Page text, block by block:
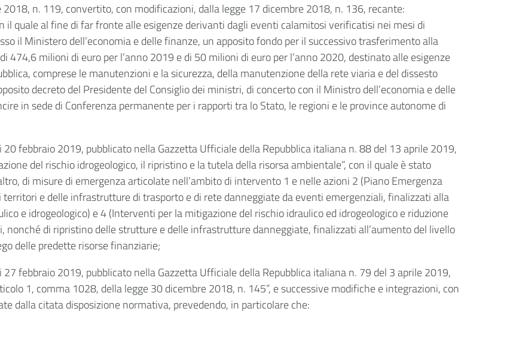
n. 119, convertito, con modificazioni, dalla legge 17 dicembre 2018, n. 136, recante:
il quale al fine di far fronte alle esigenze derivanti dagli eventi calamitosi verificatisi nei mesi di
il Ministero dell’economia e delle finanze, un apposito fondo per il successivo trasferimento alla
474,6 milioni di euro per l’anno 2019 e di 50 milioni di euro per l’anno 2020, destinato alle esigenze
comprese le manutenzioni e la sicurezza, della manutenzione della rete viaria e del dissesto
decreto del Presidente del Consiglio dei ministri, di concerto con il Ministro dell’economia e delle
in sede di Conferenza permanente per i rapporti tra lo Stato, le regioni e le province autonome di
febbraio 2019, pubblicato nella Gazzetta Ufficiale della Repubblica italiana n. 88 del 13 aprile 2019,
del rischio idrogeologico, il ripristino e la tutela della risorsa ambientale”, con il quale è stato
di misure di emergenza articolate nell’ambito di intervento 1 e nelle azioni 2 (Piano Emergenza
e delle infrastrutture di trasporto e di rete danneggiate da eventi emergenziali, finalizzati alla
e idrogeologico) e 4 (Interventi per la mitigazione del rischio idraulico ed idrogeologico e riduzione
nonché di ripristino delle strutture e delle infrastrutture danneggiate, finalizzati all’aumento del livello
delle predette risorse finanziarie;
febbraio 2019, pubblicato nella Gazzetta Ufficiale della Repubblica italiana n. 79 del 3 aprile 2019,
1, comma 1028, della legge 30 dicembre 2018, n. 145”, e successive modifiche e integrazioni, con
dalla citata disposizione normativa, prevedendo, in particolare che: